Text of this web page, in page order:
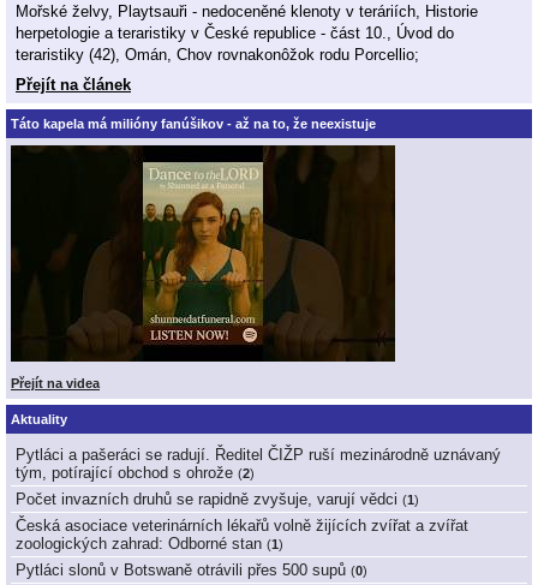
Mořské želvy, Playtsauři - nedoceněné klenoty v teráriích, Historie
herpetologie a teraristiky v České republice - část 10., Úvod do
teraristiky (42), Omán, Chov rovnakonôžok rodu Porcellio;
Přejít na článek
Táto kapela má milióny fanúšikov - až na to, že neexistuje
Přejít na videa
Aktuality
Pytláci a pašeráci se radují. Ředitel ČIŽP ruší mezinárodně uznávaný
tým, potírající obchod s ohrože (2)
Počet invazních druhů se rapidně zvyšuje, varují vědci (1)
Česká asociace veterinárních lékařů volně žijících zvířat a zvířat
zoologických zahrad: Odborné stan (1)
Pytláci slonů v Botswaně otrávili přes 500 supů (0)